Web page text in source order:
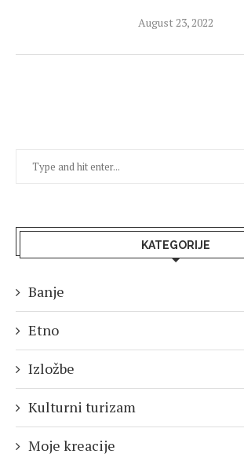
August 23, 2022
KATEGORIJE
Banje
Etno
Izložbe
Kulturni turizam
Moje kreacije